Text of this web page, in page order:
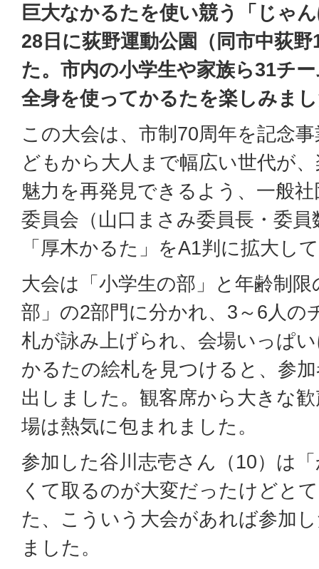
巨大なかるたを使い競う「じゃ
28日に荻野運動公園（同市中荻
た。市内の小学生や家族ら31チ
全身を使ってかるたを楽しみま
この大会は、市制70周年を記念
どもから大人まで幅広い世代が
魅力を再発見できるよう、一般
委員会（山口まさみ委員長・委
「厚木かるた」をA1判に拡大し
大会は「小学生の部」と年齢制
部」の2部門に分かれ、3～6人の
札が詠み上げられ、会場いっぱ
かるたの絵札を見つけると、参
出しました。観客席から大きな
場は熱気に包まれました。
参加した谷川志壱さん（10）は
くて取るのが大変だったけどと
た、こういう大会があれば参加
ました。